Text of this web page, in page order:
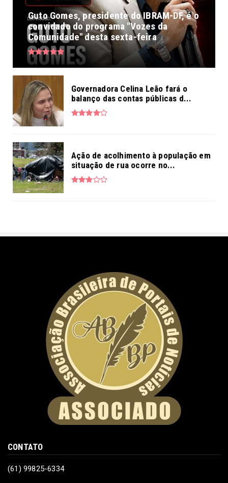
Guto Gomes, presidente do IBRAM-DF, é o
convidado do programa "Vozes da
Comunidade" desta sexta-feira
Governadora Celina Leão fará o
balanço das contas públicas d...
Ação de acolhimento à população em
situação de rua ocorre no...
CONTATO
(61) 99825-6334